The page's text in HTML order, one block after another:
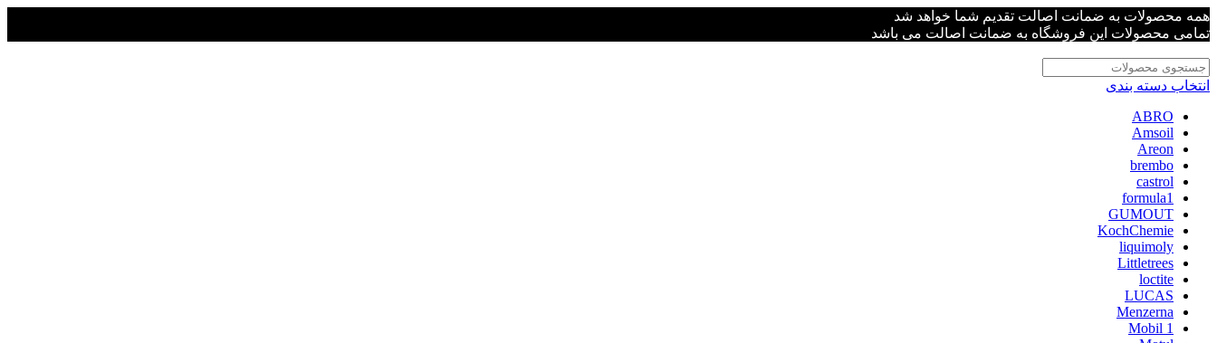
همه محصولات به ضمانت اصالت تقدیم شما خواهد شد
تمامی محصولات این فروشگاه به ضمانت اصالت می باشد
انتخاب دسته بندی
ABRO
Amsoil
Areon
brembo
castrol
formula1
GUMOUT
KochChemie
liquimoly
Littletrees
loctite
LUCAS
Menzerna
Mobil 1